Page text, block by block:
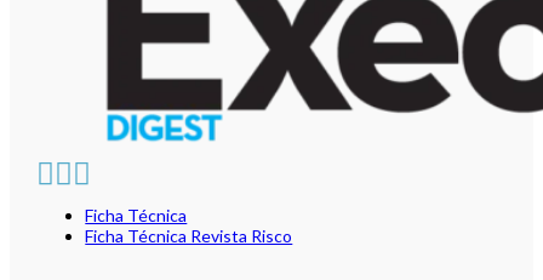
Ficha Técnica
Ficha Técnica Revista Risco